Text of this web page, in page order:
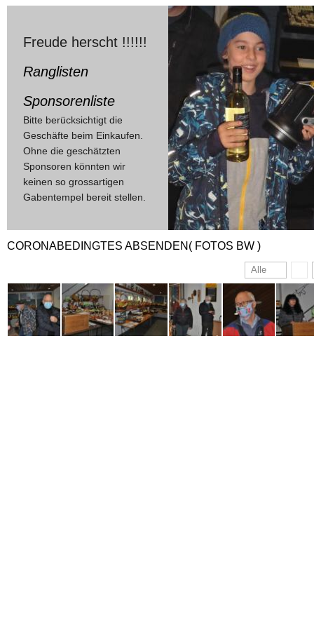
Freude herscht !!!!!!
Ranglisten
Sponsorenliste
Bitte berücksichtigt die
Geschäfte beim Einkaufen.
Ohne die geschätzten
Sponsoren könnten wir
keinen so grossartigen
Gabentempel bereit stellen.
CORONABEDINGTES ABSENDEN( FOTOS BW )
Alle